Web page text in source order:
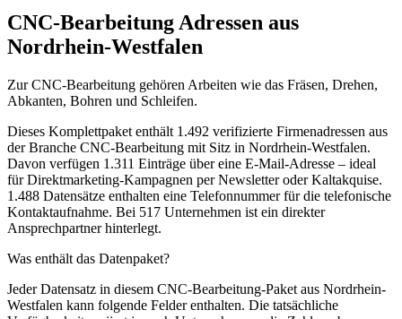
CNC-Bearbeitung Adressen aus
Nordrhein-Westfalen
Zur CNC-Bearbeitung gehören Arbeiten wie das Fräsen, Drehen,
Abkanten, Bohren und Schleifen.
Dieses Komplettpaket enthält 1.492 verifizierte Firmenadressen aus
der Branche CNC-Bearbeitung mit Sitz in Nordrhein-Westfalen.
Davon verfügen 1.311 Einträge über eine E-Mail-Adresse – ideal
für Direktmarketing-Kampagnen per Newsletter oder Kaltakquise.
1.488 Datensätze enthalten eine Telefonnummer für die telefonische
Kontaktaufnahme. Bei 517 Unternehmen ist ein direkter
Ansprechpartner hinterlegt.
Was enthält das Datenpaket?
Jeder Datensatz in diesem CNC-Bearbeitung-Paket aus Nordrhein-
Westfalen kann folgende Felder enthalten. Die tatsächliche